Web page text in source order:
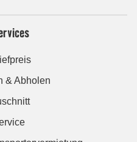
& Abholen